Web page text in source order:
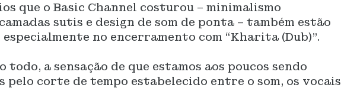
que o Basic Channel costurou – minimalismo
sutis e design de som de ponta – também estão
no encerramento com “Kharita (Dub)”.
todo, a sensação de que estamos aos poucos sendo
pelo corte de tempo estabelecido entre o som, os vocais